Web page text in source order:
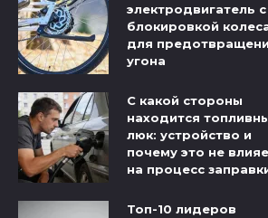
электродвигатель с
блокировкой
для
угона
С какой стороны
находится
люк: устройство и
почему это не
на процесс
Топ-10 лидеров